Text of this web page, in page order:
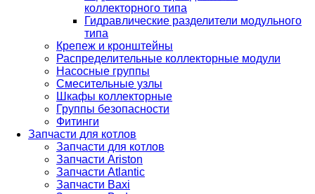
коллекторного типа
Гидравлические разделители модульного
типа
Крепеж и кронштейны
Распределительные коллекторные модули
Насосные группы
Смесительные узлы
Шкафы коллекторные
Группы безопасности
Фитинги
Запчасти для котлов
Запчасти для котлов
Запчасти Ariston
Запчасти Atlantic
Запчасти Baxi